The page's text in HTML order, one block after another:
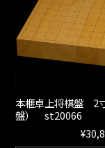
本榧卓上将棋盤 2
盤） st20066